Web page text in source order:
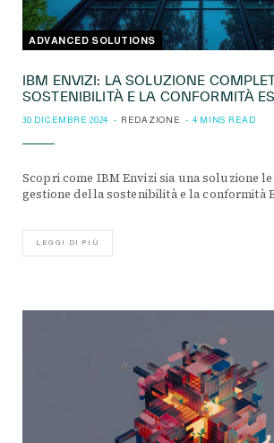
ADVANCED SOLUTIONS
IBM ENVIZI: LA SOLUZIONE
SOSTENIBILITÀ E LA CONFORMITÀ
30 DICEMBRE 2024 REDAZIONE 4 MINS READ
Scopri come IBM Envizi sia una soluzione
gestione della sostenibilità e la conformità
LEGGI DI PIÙ